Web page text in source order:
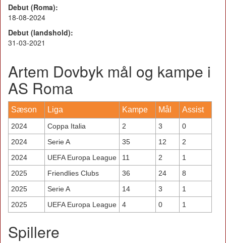
Debut (Roma):
18-08-2024
Debut (landshold):
31-03-2021
Artem Dovbyk mål og kampe i
AS Roma
Sæson Liga Kampe Mål Assist
2024 Coppa Italia 2 3
0
2024
Serie A 35 12
2
2024
UEFA Europa League 11 2
1
2025
Friendlies Clubs 36 24
8
2025
Serie A 14 3
1
2025
UEFA Europa League 4 0 1
Spillere